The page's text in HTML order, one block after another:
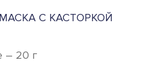
С КАСТОРКОЙ
– 20 г